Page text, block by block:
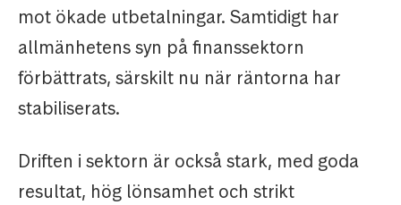
mot ökade utbetalningar. Samtidigt har
allmänhetens syn på finanssektorn
förbättrats, särskilt nu när räntorna har
stabiliserats.
Driften i sektorn är också stark, med goda
resultat, hög lönsamhet och strikt